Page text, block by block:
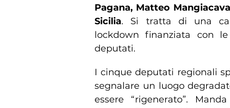
Pagana, Matteo
Sicilia. Si tratta di una
lockdown finanziata con
deputati.
I cinque deputati regionali
segnalare un luogo
essere “rigenerato”.